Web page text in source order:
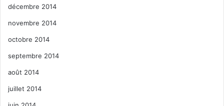
décembre 2014
novembre 2014
octobre 2014
septembre 2014
août 2014
juillet 2014